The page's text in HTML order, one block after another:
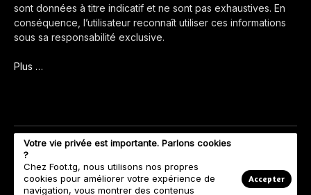
sont données à titre indicatif et ne sont pas exhaustives. En
conséquence, l’utilisateur reconnaît utiliser ces informations
sous sa responsabilité exclusive.
Plus …
Votre vie privée est importante. Parlons cookies
?
Chez Foot.tg, nous utilisons nos propres
cookies pour améliorer votre expérience de
navigation, vous montrer des contenus
Accepter